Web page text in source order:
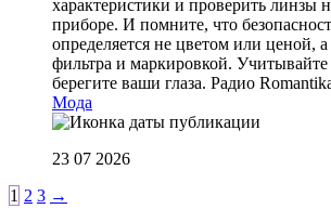
характеристики и проверить линзы
приборе. И помните, что
определяется не цветом или ценой,
фильтра и маркировкой.
берегите ваши глаза. Радио
Мода
23 07 2026
1 2 3 →